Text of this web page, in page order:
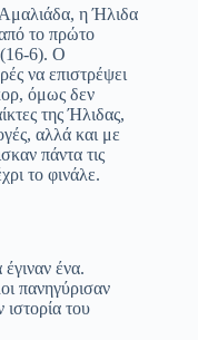
η Ήλιδα
το πρώτο
(16-6). Ο
να επιστρέψει
όμως δεν
της Ήλιδας,
αλλά και με
πάντα τις
το φινάλε.
ένα.
πανηγύρισαν
του